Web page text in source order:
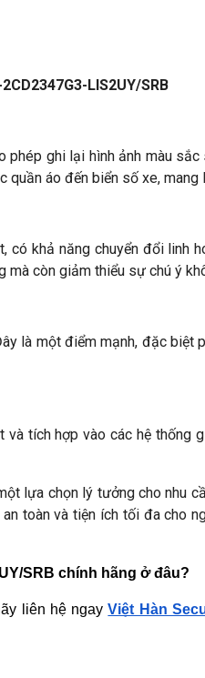
LIS2UY/SRB
ghi lại hình ảnh màu
áo đến biển số xe,
khả năng chuyển đổi linh
còn giảm thiểu sự chú ý
là một điểm mạnh, đặc biệt
tích hợp vào các hệ thống
lựa chọn lý tưởng cho nhu
toàn và tiện ích tối đa cho
SRB chính hãng ở đâu?
liên hệ ngay Việt Hàn